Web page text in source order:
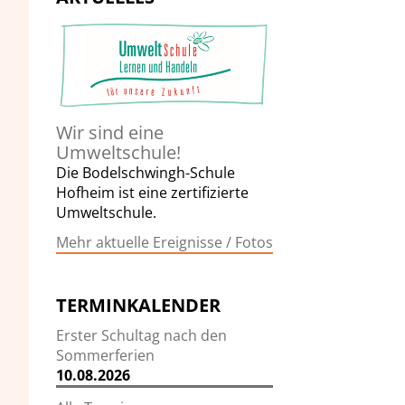
Wir sind eine
Umweltschule!
Die Bodelschwingh-Schule
Hofheim ist eine zertifizierte
Umweltschule.
Mehr aktuelle Ereignisse / Fotos
TERMINKALENDER
Erster Schultag nach den
Sommerferien
10.08.2026